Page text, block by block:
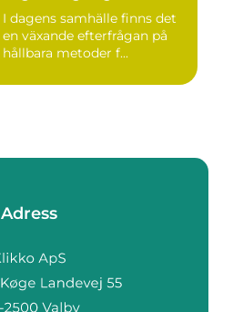
I dagens samhälle finns det
en växande efterfrågan på
hållbara metoder f...
Adress